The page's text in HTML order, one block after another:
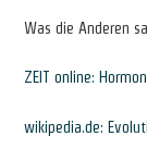
Was die Anderen
ZEIT online:
wikipedia.de: